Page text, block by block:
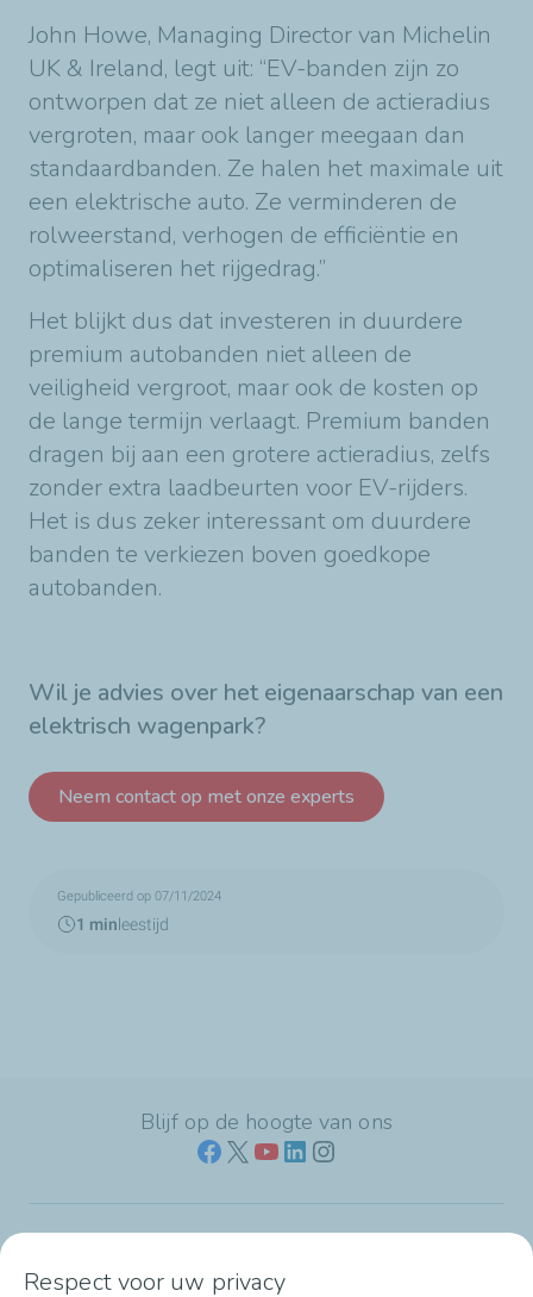
John Howe, Managing Director van Michelin
UK & Ireland, legt uit: “EV-banden zijn zo
ontworpen dat ze niet alleen de actieradius
vergroten, maar ook langer meegaan dan
standaardbanden. Ze halen het maximale uit
een elektrische auto. Ze verminderen de
rolweerstand, verhogen de efficiëntie en
optimaliseren het rijgedrag.”
Het blijkt dus dat investeren in duurdere
premium autobanden niet alleen de
veiligheid vergroot, maar ook de kosten op
de lange termijn verlaagt. Premium banden
dragen bij aan een grotere actieradius, zelfs
zonder extra laadbeurten voor EV-rijders.
Het is dus zeker interessant om duurdere
banden te verkiezen boven goedkope
autobanden.
Wil je advies over het eigenaarschap van een
elektrisch wagenpark?
Neem contact op met onze experts
Gepubliceerd op 07/11/2024
1 minleestijd
Blijf op de hoogte van ons
Respect voor uw privacy